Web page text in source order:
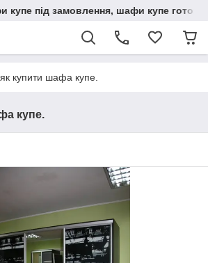
під замовлення, шафи купе готові,
купити шафа купе.
купе.